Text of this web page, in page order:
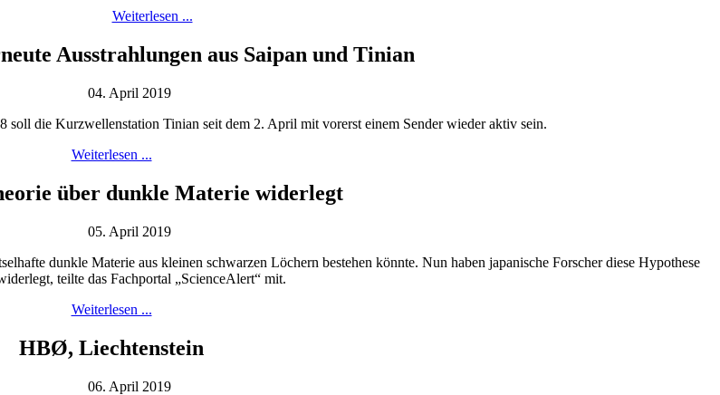
Weiterlesen ...
Ausstrahlungen aus Saipan und Tinian
04. April 2019
soll die Kurzwellenstation Tinian seit dem 2. April mit vorerst einem Sender wieder aktiv sein.
Weiterlesen ...
über dunkle Materie widerlegt
05. April 2019
dunkle Materie aus kleinen schwarzen Löchern bestehen könnte. Nun haben japanische Forscher diese Hypothese
teilte das Fachportal „ScienceAlert“ mit.
Weiterlesen ...
HBØ, Liechtenstein
06. April 2019